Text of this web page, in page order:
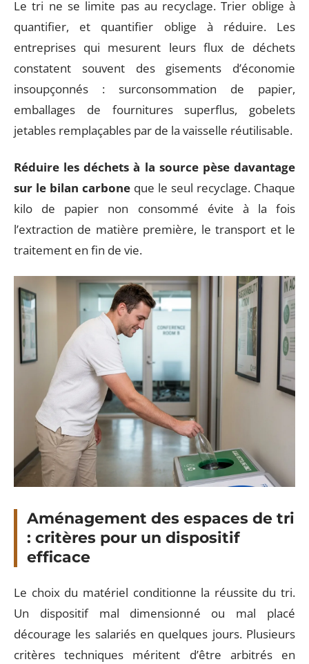
Le tri ne se limite pas au recyclage. Trier oblige à
quantifier, et quantifier oblige à réduire. Les
entreprises qui mesurent leurs flux de déchets
constatent souvent des gisements d’économie
insoupçonnés : surconsommation de papier,
emballages de fournitures superflus, gobelets
jetables remplaçables par de la vaisselle réutilisable.
Réduire les déchets à la source pèse davantage
sur le bilan carbone que le seul recyclage. Chaque
kilo de papier non consommé évite à la fois
l’extraction de matière première, le transport et le
traitement en fin de vie.
Aménagement des espaces de tri
: critères pour un dispositif
efficace
Le choix du matériel conditionne la réussite du tri.
Un dispositif mal dimensionné ou mal placé
décourage les salariés en quelques jours. Plusieurs
critères techniques méritent d’être arbitrés en